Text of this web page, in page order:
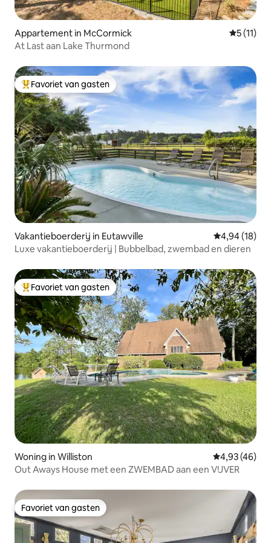
Appartement in McCormick
5 (11)
At Last aan Lake Thurmond
Topfavoriet van gasten
Favoriet van gasten
Vakantieboerderij in Eutawville Gemiddelde
4,94 (18)
Luxe vakantieboerderij | Bubbelbad, zwembad en dieren
Topfavoriet van gasten
Favoriet van gasten
Woning in Williston Gemiddelde
4,93 (46)
Out Aways House met een ZWEMBAD aan een VIJVER
Favoriet van gasten
Favoriet van gasten